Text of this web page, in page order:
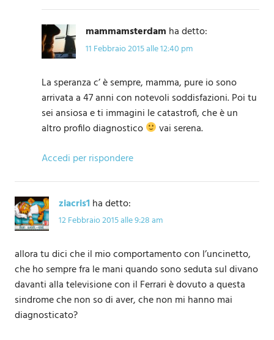
mammamsterdam ha detto:
11 Febbraio 2015 alle 12:40 pm
La speranza c’ è sempre, mamma, pure io sono
arrivata a 47 anni con notevoli soddisfazioni. Poi tu
sei ansiosa e ti immagini le catastrofi, che è un
altro profilo diagnostico
vai serena.
Accedi per rispondere
ziacris1 ha detto:
12 Febbraio 2015 alle 9:28 am
allora tu dici che il mio comportamento con l’uncinetto,
che ho sempre fra le mani quando sono seduta sul divano
davanti alla televisione con il Ferrari è dovuto a questa
sindrome che non so di aver, che non mi hanno mai
diagnosticato?